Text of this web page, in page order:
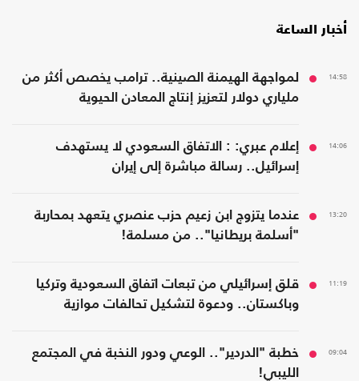
أخبار الساعة
14:58
لمواجهة الهيمنة الصينية.. ترامب يخصص أكثر من
ملياري دولار لتعزيز إنتاج المعادن الحيوية
14:06
إعلام عبري: : الاتفاق السعودي لا يستهدف
إسرائيل.. رسالة مباشرة إلى إيران
13:20
عندما يتزوج ابن زعيم حزب عنصري يتعهد بمحاربة
"أسلمة بريطانيا".. من مسلمة!
11:19
قلق إسرائيلي من تبعات اتفاق السعودية وتركيا
وباكستان.. ودعوة لتشكيل تحالفات موازية
09:04
خطبة "الدردير".. الوعي ودور النخبة في المجتمع
الليبي!